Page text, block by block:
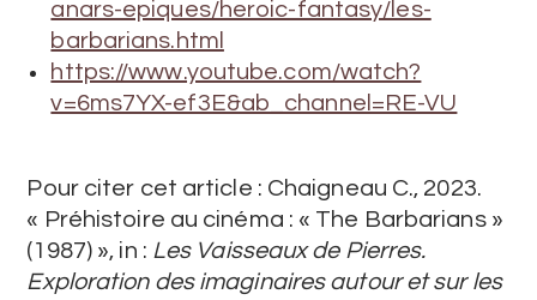
anars-epiques/heroic-fantasy/les-
barbarians.html
https://www.youtube.com/watch?
v=6ms7YX-ef3E&ab_channel=RE-VU
Pour citer cet article : Chaigneau C., 2023.
« Préhistoire au cinéma : « The Barbarians »
(1987) », in : Les Vaisseaux de Pierres.
Exploration des imaginaires autour et sur les